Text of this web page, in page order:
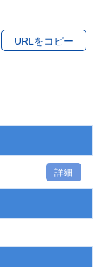
URLをコピー
詳細